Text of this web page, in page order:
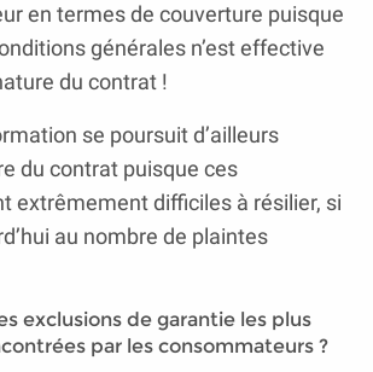
en termes de couverture puisque
générales n’est effective
du contrat !
se poursuit d’ailleurs
du contrat puisque ces
extrêmement difficiles à résilier, si
au nombre de plaintes
exclusions de garantie les plus
par les consommateurs ?